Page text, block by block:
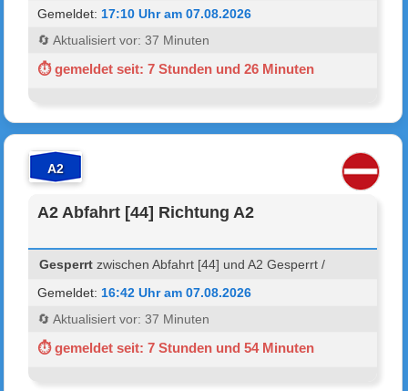
Gemeldet: 17:10 Uhr am 07.08.2026
🔄 Aktualisiert vor: 37 Minuten
⏱ gemeldet seit: 7 Stunden und 26 Minuten
A2
A2 Abfahrt [44] Richtung A2
Gesperrt zwischen Abfahrt [44] und A2 Gesperrt /
Gemeldet: 16:42 Uhr am 07.08.2026
🔄 Aktualisiert vor: 37 Minuten
⏱ gemeldet seit: 7 Stunden und 54 Minuten